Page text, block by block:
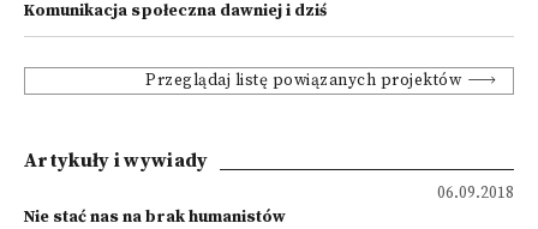
Komunikacja społeczna dawniej i dziś
Przeglądaj listę powiązanych projektów
Artykuły i wywiady
06.09.2018
Nie stać nas na brak humanistów